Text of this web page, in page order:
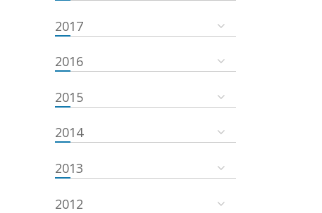
2017
2016
2015
2014
2013
2012